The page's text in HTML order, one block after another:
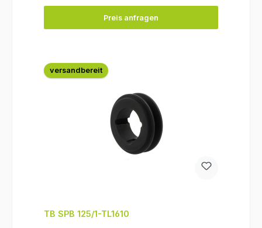
Preis anfragen
versandbereit
TB SPB 125/1-TL1610